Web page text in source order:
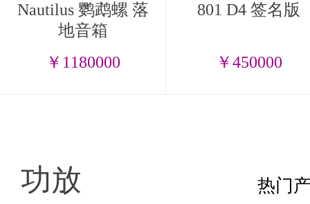
Nautilus 鹦鹉螺 落
地音箱
￥1180000
801 D4 签名版
￥450000
功放 热门